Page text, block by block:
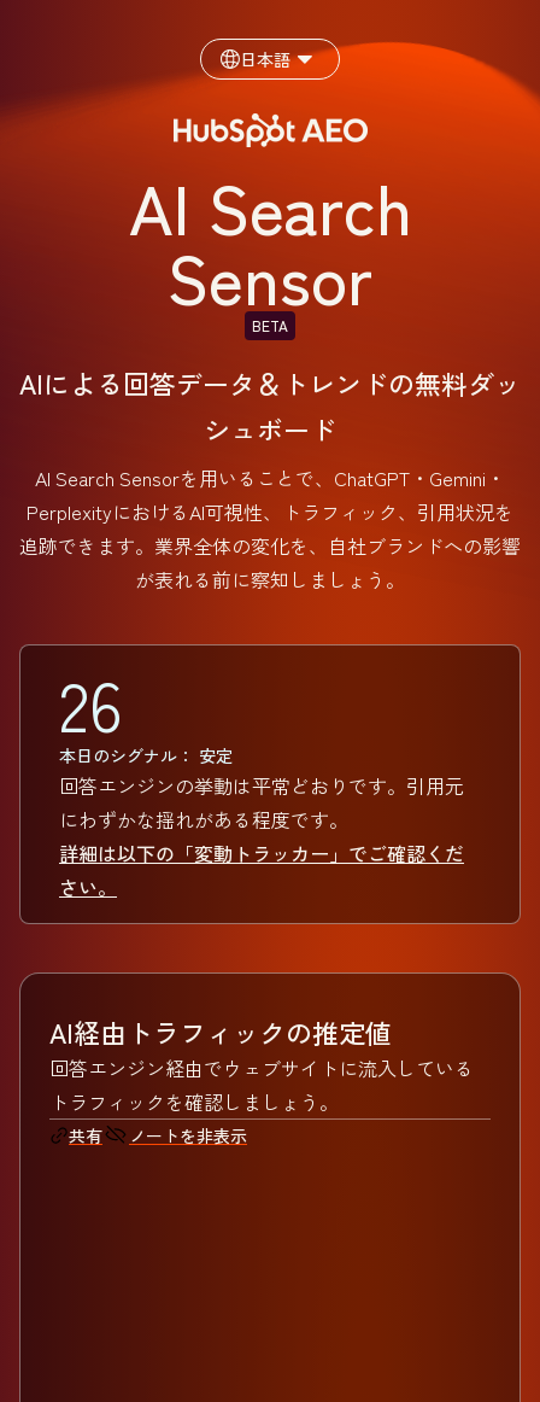
日本語
AI Search
Sensor
BETA
AIによる回答データ＆トレンドの無料ダッ
シュボード
AI Search Sensorを用いることで、ChatGPT・Gemini・
PerplexityにおけるAI可視性、トラフィック、引用状況を
追跡できます。業界全体の変化を、自社ブランドへの影響
が表れる前に察知しましょう。
26
本日のシグナル： 安定
回答エンジンの挙動は平常どおりです。引用元
にわずかな揺れがある程度です。
詳細は以下の「変動トラッカー」でご確認くだ
さい。
AI経由トラフィックの推定値
回答エンジン経由でウェブサイトに流入している
トラフィックを確認しましょう。
共有 ノートを非表示